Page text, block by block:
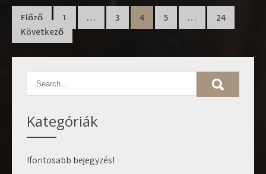
Bejegyzés
navigáció
Előző 1 … 3 4 5 …
24
Következő
Kategóriák
!fontosabb bejegyzés!